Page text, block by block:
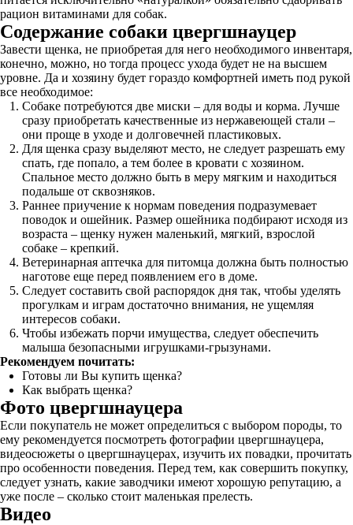
рацион витаминами для собак.
Содержание собаки цвергшнауцер
Завести щенка, не приобретая для него необходимого инвентаря,
конечно, можно, но тогда процесс ухода будет не на высшем
уровне. Да и хозяину будет гораздо комфортней иметь под рукой
все необходимое:
Собаке потребуются две миски – для воды и корма. Лучше
сразу приобретать качественные из нержавеющей стали –
они проще в уходе и долговечней пластиковых.
Для щенка сразу выделяют место, не следует разрешать ему
спать, где попало, а тем более в кровати с хозяином.
Спальное место должно быть в меру мягким и находиться
подальше от сквозняков.
Раннее приучение к нормам поведения подразумевает
поводок и ошейник. Размер ошейника подбирают исходя из
возраста – щенку нужен маленький, мягкий, взрослой
собаке – крепкий.
Ветеринарная аптечка для питомца должна быть полностью
наготове еще перед появлением его в доме.
Следует составить свой распорядок дня так, чтобы уделять
прогулкам и играм достаточно внимания, не ущемляя
интересов собаки.
Чтобы избежать порчи имущества, следует обеспечить
малыша безопасными игрушками-грызунами.
Рекомендуем почитать:
Готовы ли Вы купить щенка?
Как выбрать щенка?
Фото цвергшнауцера
Если покупатель не может определиться с выбором породы, то
ему рекомендуется посмотреть фотографии цвергшнауцера,
видеосюжеты о цвергшнауцерах, изучить их повадки, прочитать
про особенности поведения. Перед тем, как совершить покупку,
следует узнать, какие заводчики имеют хорошую репутацию, а
уже после – сколько стоит маленькая прелесть.
Видео